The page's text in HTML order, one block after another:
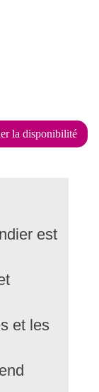
la disponibilité
est
et les